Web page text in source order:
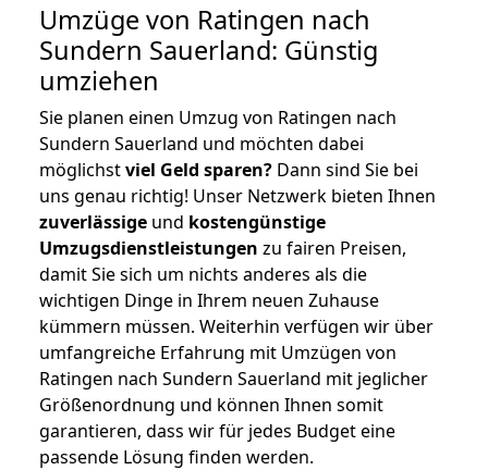
Umzüge von Ratingen nach
Sundern Sauerland: Günstig
umziehen
Sie planen einen Umzug von Ratingen nach
Sundern Sauerland und möchten dabei
möglichstviel Geld sparen? Dann sind Sie bei
uns genau richtig! Unser Netzwerk bieten Ihnen
zuverlässige und kostengünstige
Umzugsdienstleistungen zu fairen Preisen,
damit Sie sich um nichts anderes als die
wichtigen Dinge in Ihrem neuen Zuhause
kümmern müssen. Weiterhin verfügen wir über
umfangreiche Erfahrung mit Umzügen von
Ratingen nach Sundern Sauerland mit jeglicher
Größenordnung und können Ihnen somit
garantieren, dass wir für jedes Budget eine
passende Lösung finden werden.